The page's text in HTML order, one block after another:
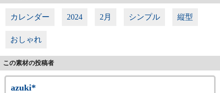
カレンダー 2024 2月 シンプル 縦型
おしゃれ
この素材の投稿者
azuki*